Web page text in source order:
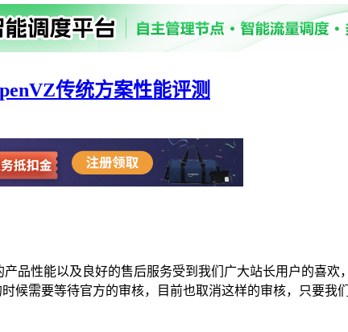
传统方案性能评测
品性能以及良好的售后服务受到我们广大站长用户的喜
候需要等待官方的审核，目前也取消这样的审核，只要